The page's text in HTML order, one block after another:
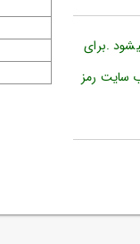
.برای
سایت رمز